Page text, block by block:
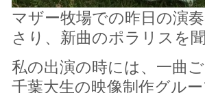
マザー牧場での昨日の演
さり、新曲のポラリスを
私の出演の時には、一曲
千葉大生の映像制作グル